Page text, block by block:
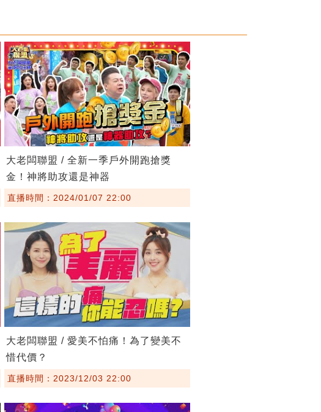
大老闆聯盟 / 全新一季戶外開跑搶獎
金！神將助攻還是神器
直播時間：2024/01/07 22:00
大老闆聯盟 / 愛美不怕痛！為了變美不
惜代價？
直播時間：2023/12/03 22:00